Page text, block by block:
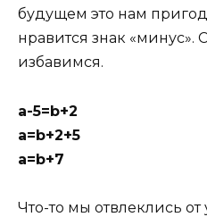
будущем это нам
нравится знак «минус».
избавимся.
a-5=b+2
a=b+2+5
a=b+7
Что-то мы отвлеклись от